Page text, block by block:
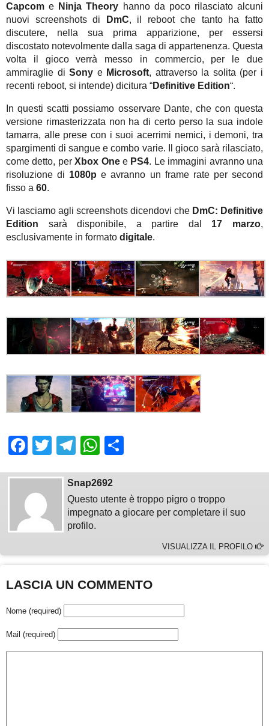
Capcom e Ninja Theory hanno da poco rilasciato alcuni
nuovi screenshots di
DmC, il reboot che tanto ha fatto
discutere, nella sua prima apparizione, per essersi
discostato notevolmente dalla saga di appartenenza. Questa
volta il gioco verrà messo in commercio, per le due
ammiraglie diSony e Microsoft, attraverso la solita (per i
recenti reboot, si intende) dicitura “Definitive Edition“.
In questi scatti possiamo osservare Dante, che con questa
versione rimasterizzata non ha di certo perso la sua indole
tamarra, alle prese con i suoi acerrimi nemici, i demoni, tra
spargimenti di sangue e combo varie. Il gioco sarà rilasciato,
come detto, perXbox Onee PS4. Le immagini avranno una
risoluzione di 1080p e avranno un frame rate per second
fisso a 60.
Vi lasciamo agli screenshots dicendovi che DmC: Definitive
Edition sarà disponibile, a partire dal 17 marzo,
esclusivamente in formato digitale.
Facebook
TwitterTelegram
WhatsApp
Snap2692
Questo utente è troppo pigro o troppo
impegnato a giocare per completare il suo
profilo.
VISUALIZZA IL PROFILO
LASCIA UN COMMENTO
Nome (required)
Mail (required)